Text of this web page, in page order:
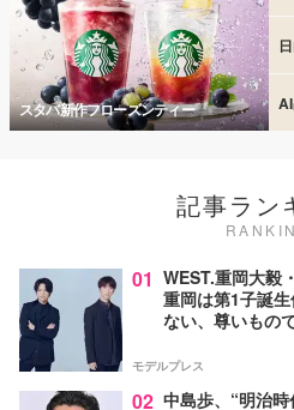
スタバ新作フローズンティー
記事ラン
01 WEST.重岡大毅
重岡は第1子誕
ない、尊いもの
モデルプレス
02 中島歩、“明治